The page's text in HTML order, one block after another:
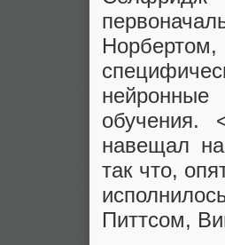
навещал
так что,
Питтсом,